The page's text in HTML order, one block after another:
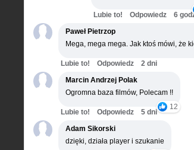
Lubie to! Odpowiedz
6
Paweł Pietrzop
Mega, mega mega. Jak ktoś mówi, że
Lubie to! Odpowiedz
2 dni
Marcin Andrzej Polak
Ogromna baza filmów, Polecam !!
12
Lubie to! Odpowiedz
5 dni
Adam Sikorski
dzięki, działa player i szukanie